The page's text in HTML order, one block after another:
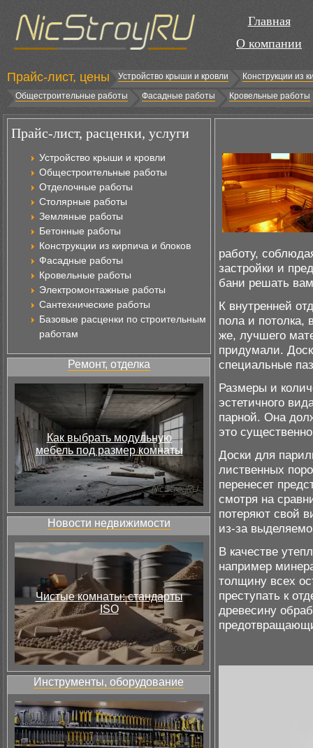
Главная
О компании
Прайс-лист, цены Устройство крыши и кровли
Конструкции из
Общестроительные работы
Фасадные работы Кровельные работы
Прайс-лист, расценки, услуги
Устройство крыши и кровли
Общестроительные работы
Отделочные работы
Столярные работы
Земляные работы
Бетонные работы
Конструкции из кирпича и блоков
Фасадные работы
Кровельные работы
Электромонтажные работы
Сантехнические работы
Базовые расценки по строительным
работам
Ремонт, отделка
Как выбрать модульную
мебель под размер комнаты
Новости недвижимости
Чистые комнаты: стандарты
ISO
Инструменты, оборудование
работу,
застройки и
бани решать
К внутренней
пола и потолка,
же, лучшего
придумали.
специальные
Размеры и
эстетичного
парной. Она
это
Доски для
лиственных
перенесет
смотря на
потеряют свой
из-за
В качестве
например
толщину всех
преступать к
древесину